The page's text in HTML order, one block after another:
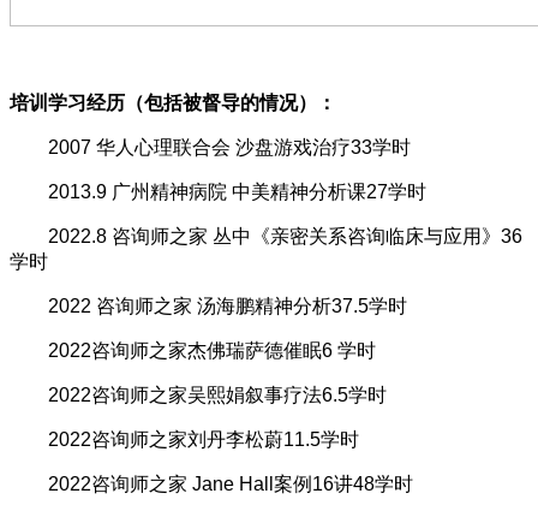
培训学习经历（包括被督导的情况）：
2007 华人心理联合会 沙盘游戏治疗33学时
2013.9 广州精神病院 中美精神分析课27学时
2022.8 咨询师之家 丛中《亲密关系咨询临床与应用》36
学时
2022 咨询师之家 汤海鹏精神分析37.5学时
2022咨询师之家杰佛瑞萨德催眠6 学时
2022咨询师之家吴熙娟叙事疗法6.5学时
2022咨询师之家刘丹李松蔚11.5学时
2022咨询师之家 Jane Hall案例16讲48学时